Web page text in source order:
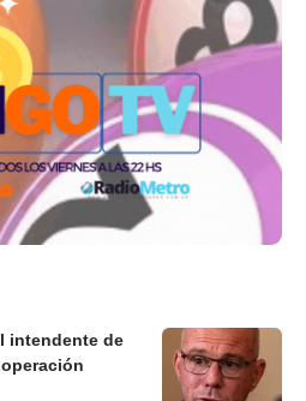
intendente de